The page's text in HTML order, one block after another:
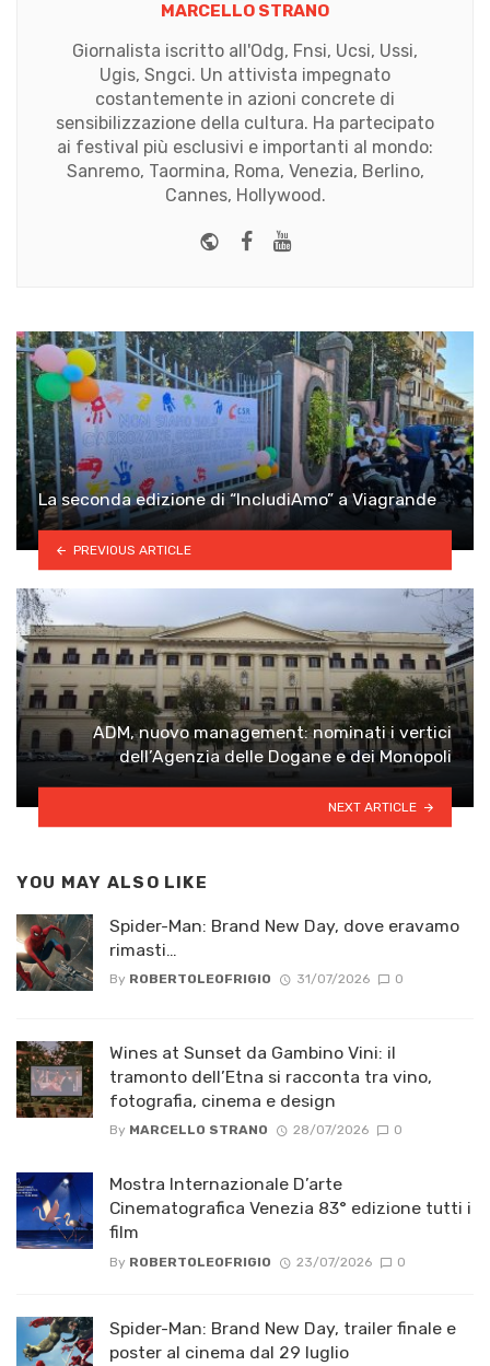
MARCELLO STRANO
Giornalista iscritto all'Odg, Fnsi, Ucsi, Ussi,
Ugis, Sngci. Un attivista impegnato
costantemente in azioni concrete di
sensibilizzazione della cultura. Ha partecipato
ai festival più esclusivi e importanti al mondo:
Sanremo, Taormina, Roma, Venezia, Berlino,
Cannes, Hollywood.
Website
Facebook
Youtube
La seconda edizione di “IncludiAmo” a Viagrande
PREVIOUS ARTICLE
ADM, nuovo management: nominati i vertici
dell’Agenzia delle Dogane e dei Monopoli
NEXT ARTICLE
YOU MAY ALSO LIKE
Spider-Man: Brand New Day, dove eravamo
rimasti…
By ROBERTOLEOFRIGIO 31/07/2026 0
Wines at Sunset da Gambino Vini: il
tramonto dell’Etna si racconta tra vino,
fotografia, cinema e design
By MARCELLO STRANO 28/07/2026 0
Mostra Internazionale D’arte
Cinematografica Venezia 83° edizione tutti i
film
By ROBERTOLEOFRIGIO 23/07/2026 0
Spider-Man: Brand New Day, trailer finale e
poster al cinema dal 29 luglio